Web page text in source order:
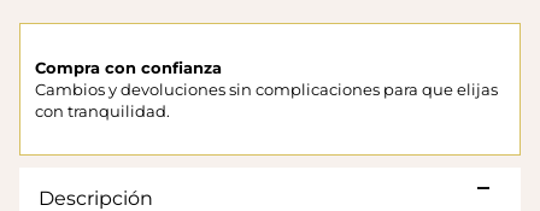
Compra con confianza
Cambios y devoluciones sin complicaciones para que elijas
con tranquilidad.
Descripción